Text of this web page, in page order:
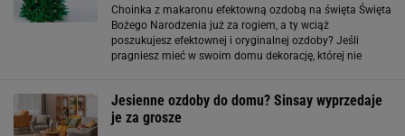
Choinka z makaronu efektowną ozdobą na święta Święta
Bożego Narodzenia już za rogiem, a ty wciąż
poszukujesz efektownej i oryginalnej ozdoby? Jeśli
pragniesz mieć w swoim domu dekorację, której nie
Jesienne ozdoby do domu? Sinsay wyprzedaje
je za grosze